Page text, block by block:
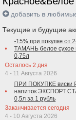
добавить в
Текущие и будущие
-15% при покупке от
ТАМАНЬ белое сухое
0,75л
Осталось 2 дня
4 - 11 Августа 2026
ПРИ ПОКУПКЕ виски
напиток ЭКСПОРТ
0,5л за 1 рубль
Заканчивается сегодня
4 - 10 Августа 2026